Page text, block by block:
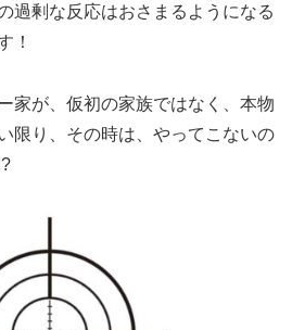
過剰な反応はおさまるようになる
！
が、仮初の家族ではなく、本物
限り、その時は、やってこないの